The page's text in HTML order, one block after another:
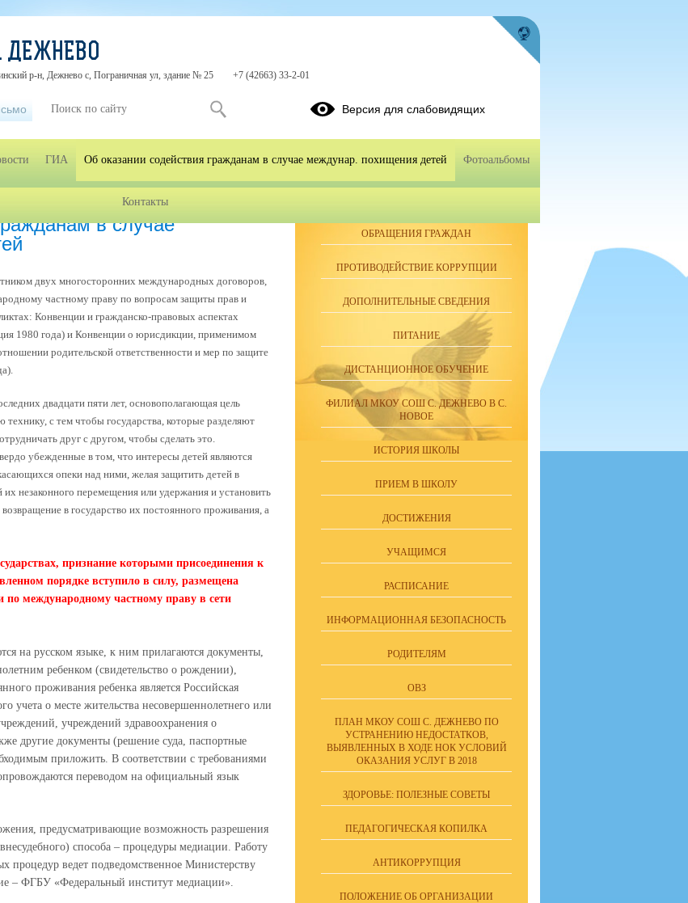
междунар. похищения детей
в случае
двух многосторонних международных договоров,
частному праву по вопросам защиты прав и
Конвенции и гражданско-правовых аспектах
1980 года) и Конвенции о юрисдикции, применимом
родительской ответственности и мер по защите
двадцати пяти лет, основополагающая цель
с тем чтобы государства, которые разделяют
друг с другом, чтобы сделать это.
убежденные в том, что интересы детей являются
опеки над ними, желая защитить детей в
незаконного перемещения или удержания и установить
в государство их постоянного проживания, а
признание которыми присоединения к
порядке вступило в силу, размещена
по международному частному праву в сети
на русском языке, к ним прилагаются документы,
ребенком (свидетельство о рождении),
проживания ребенка является Российская
учета о месте жительства несовершеннолетнего или
учреждений здравоохранения о
другие документы (решение суда, паспортные
приложить. В соответствии с требованиями
переводом на официальный язык
предусматривающие возможность разрешения
способа – процедуры медиации. Работу
процедур ведет подведомственное Министерству
– ФГБУ «Федеральный институт медиации».
ОБРАЩЕНИЯ ГРАЖДАН
ПРОТИВОДЕЙСТВИЕ КОРРУПЦИИ
ДОПОЛНИТЕЛЬНЫЕ СВЕДЕНИЯ
ПИТАНИЕ
ДИСТАНЦИОННОЕ ОБУЧЕНИЕ
ФИЛИАЛ МКОУ СОШ С. ДЕЖНЕВО В С.
НОВОЕ
ИСТОРИЯ ШКОЛЫ
ПРИЕМ В ШКОЛУ
ДОСТИЖЕНИЯ
УЧАЩИМСЯ
РАСПИСАНИЕ
ИНФОРМАЦИОННАЯ БЕЗОПАСНОСТЬ
РОДИТЕЛЯМ
ОВЗ
ПЛАН МКОУ СОШ С. ДЕЖНЕВО ПО
УСТРАНЕНИЮ НЕДОСТАТКОВ,
ВЫЯВЛЕННЫХ В ХОДЕ НОК УСЛОВИЙ
ОКАЗАНИЯ УСЛУГ В 2018
ЗДОРОВЬЕ: ПОЛЕЗНЫЕ СОВЕТЫ
ПЕДАГОГИЧЕСКАЯ КОПИЛКА
АНТИКОРРУПЦИЯ
ПОЛОЖЕНИЕ ОБ ОРГАНИЗАЦИИ
ДЕЖНЕВО
р-н, Дежнево с, Пограничная ул, здание № 25 +7 (42663) 33-2-01
Версия для слабовидящих
ГИА Об оказании содействия гражданам в случае междунар. похищения детей Фотоальбомы
Контакты